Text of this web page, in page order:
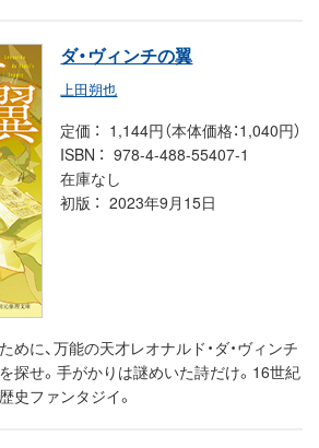
ダ・ヴィンチの翼
上田朔也
定価
1,144円（本体価格：1,040円）
ISBN
978-4-488-55407-1
在庫なし
初版
2023年9月15日
に、万能の天才レオナルド・ダ・ヴィンチ
探せ。手がかりは謎めいた詩だけ。16世紀
史ファンタジイ。